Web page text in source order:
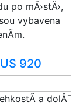
po mÄ›stÄ›,
vybavena
920
a dolÅ¯